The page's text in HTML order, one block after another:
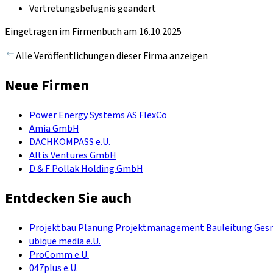
Vertretungsbefugnis geändert
Eingetragen im Firmenbuch am 16.10.2025
Alle Veröffentlichungen dieser Firma anzeigen
Neue Firmen
Power Energy Systems AS FlexCo
Amia GmbH
DACHKOMPASS e.U.
Altis Ventures GmbH
D & F Pollak Holding GmbH
Entdecken Sie auch
Projektbau Planung Projektmanagement Bauleitung
ubique media e.U.
ProComm e.U.
047plus e.U.